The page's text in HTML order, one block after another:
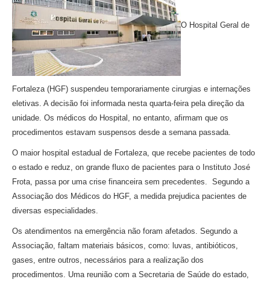
O Hospital Geral de
Fortaleza (HGF) suspendeu temporariamente cirurgias e internações
eletivas. A decisão foi informada nesta quarta-feira pela direção da
unidade. Os médicos do Hospital, no entanto, afirmam que os
procedimentos estavam suspensos desde a semana passada.
O maior hospital estadual de Fortaleza, que recebe pacientes de todo
o estado e reduz, on grande fluxo de pacientes para o Instituto José
Frota, passa por uma crise financeira sem precedentes. Segundo a
Associação dos Médicos do HGF, a medida prejudica pacientes de
diversas especialidades.
Os atendimentos na emergência não foram afetados. Segundo a
Associação, faltam materiais básicos, como: luvas, antibióticos,
gases, entre outros, necessários para a realização dos
procedimentos. Uma reunião com a Secretaria de Saúde do estado,